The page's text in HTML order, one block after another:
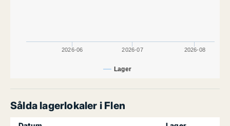
Lager
2026-06 2026-07 2026-08
Sålda lagerlokaler i Flen